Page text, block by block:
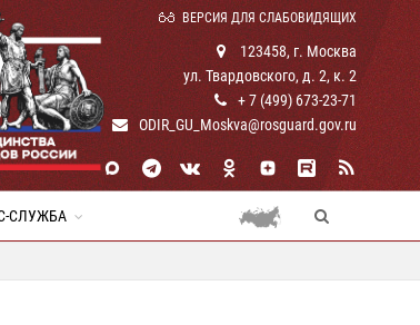
ВЕРСИЯ ДЛЯ СЛАБОВИДЯЩИХ
123458, г. Москва
ул. Твардовского, д. 2, к. 2
+ 7 (499) 673-23-71
ODIR_GU_Moskva@rosguard.gov.ru
СЛУЖБА